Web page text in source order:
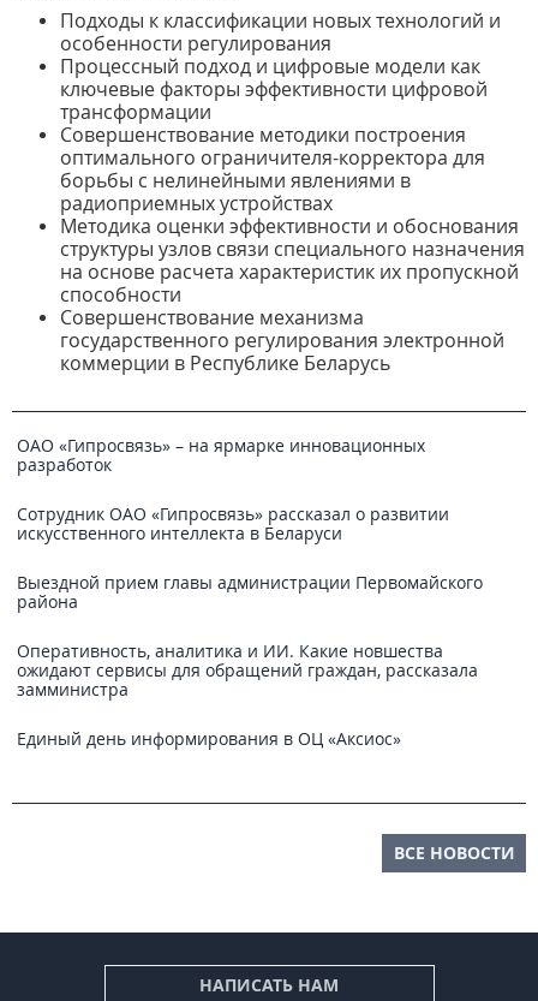
Подходы к классификации новых технологий и
особенности регулирования
Процессный подход и цифровые модели как
ключевые факторы эффективности цифровой
трансформации
Совершенствование методики построения
оптимального ограничителя-корректора для
борьбы с нелинейными явлениями в
радиоприемных устройствах
Методика оценки эффективности и обоснования
структуры узлов связи специального назначения
на основе расчета характеристик их пропускной
способности
Совершенствование механизма
государственного регулирования электронной
коммерции в Республике Беларусь
ОАО «Гипросвязь» – на ярмарке инновационных
разработок
Сотрудник ОАО «Гипросвязь» рассказал о развитии
искусственного интеллекта в Беларуси
Выездной прием главы администрации Первомайского
района
Оперативность, аналитика и ИИ. Какие новшества
ожидают сервисы для обращений граждан, рассказала
замминистра
Единый день информирования в ОЦ «Аксиос»
ВСЕ НОВОСТИ
НАПИСАТЬ НАМ